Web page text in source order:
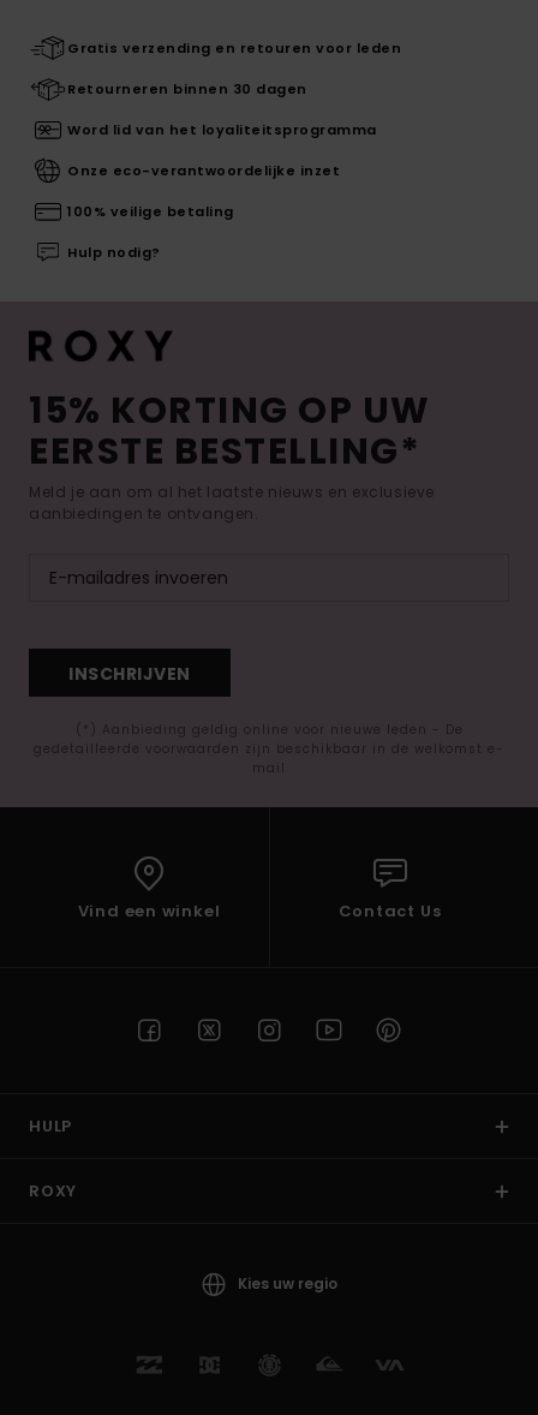
Gratis verzending en retouren voor leden
Retourneren binnen 30 dagen
Word lid van het loyaliteitsprogramma
Onze eco-verantwoordelijke inzet
100% veilige betaling
Hulp nodig?
15% KORTING OP UW
EERSTE BESTELLING*
Meld je aan om al het laatste nieuws en exclusieve
aanbiedingen te ontvangen.
INSCHRIJVEN
(*) Aanbieding geldig online voor nieuwe leden - De
gedetailleerde voorwaarden zijn beschikbaar in de welkomst e-
mail
Vind een winkel Contact Us
HULP
ROXY
Kies uw regio